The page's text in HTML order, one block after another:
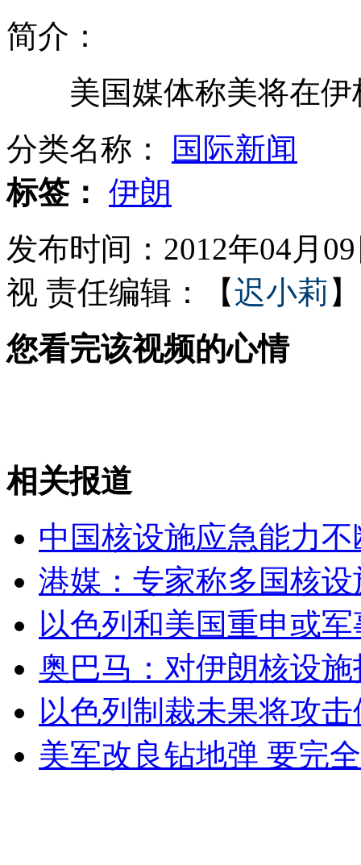
台湾4岁女童惨遭6条野狗围攻
缺德小偷 偷走东西还换锁
媒体称高速路毛利率超地产赶茅台
山西运城恶犬咬伤多人 警民合力深夜将其击毙
女孩北京地铁殴打老人 痛下狠手拳打脚踢
无痛分娩是否安全 医生回应
外交部：反对强权政治霸凌主义
外交部：有关国家言论片面不公正
简介：
美国媒体称美将在伊
分类名称：
国际新闻
标签： 伊朗
发布时间：2012年04月
视 责任编辑：【迟小莉 】
您看完该视频的心情
相关报道
中国核设施应急能力
港媒：专家称多国核
以色列和美国重申或
奥巴马：对伊朗核设
以色列制裁未果将攻
美军改良钻地弹 要完